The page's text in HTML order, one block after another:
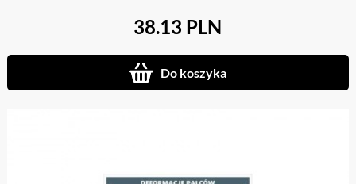
38.13 PLN
Do koszyka